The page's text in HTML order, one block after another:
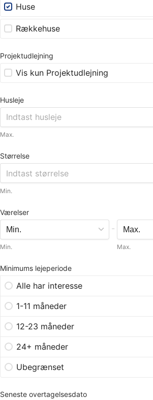
Huse
Rækkehuse
Projektudlejning
Vis kun Projektudlejning
Husleje
Max.
Størrelse
Min.
Værelser
Min.
-
Max.
Minimums lejeperiode
Alle har interesse
1-11 måneder
12-23 måneder
24+ måneder
Ubegrænset
Seneste overtagelsesdato